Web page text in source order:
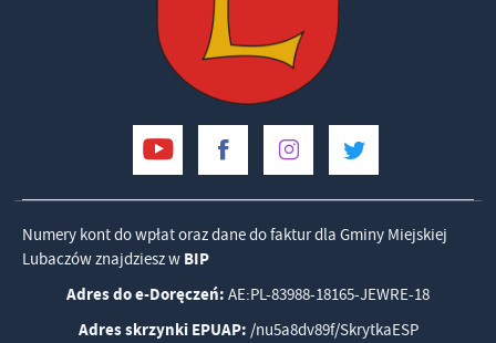
Numery kont do wpłat oraz dane do faktur dla Gminy Miejskiej
Lubaczów znajdziesz w BIP
Adres do e-Doręczeń: AE:PL-83988-18165-JEWRE-18
Adres skrzynki EPUAP: /nu5a8dv89f/SkrytkaESP